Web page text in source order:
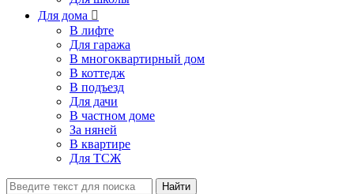
Для дома 
В лифте
Для гаража
В многоквартирный дом
В коттедж
В подъезд
Для дачи
В частном доме
За няней
В квартире
Для ТСЖ
Найти